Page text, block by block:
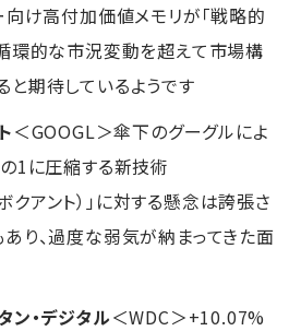
け高付加価値メモリが「戦略的
環的な市況変動を超えて市場構
期待しているようです
＜GOOGL＞傘下のグーグルによ
1に圧縮する新技術
アント）」に対する懸念は誇張さ
り、過度な弱気が納まってきた面
ン・デジタル＜WDC＞+10.07%